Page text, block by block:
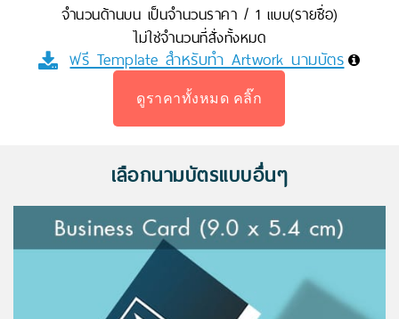
จำนวนด้านบน เป็นจำนวนราคา / 1 แบบ(รายชื่อ)
ไม่ใช่จำนวนที่สั่งทั้งหมด
ฟรี Template สำหรับทำ Artwork นามบัตร
ดูราคาทั้งหมด คลิ๊ก
เลือกนามบัตรแบบอื่นๆ